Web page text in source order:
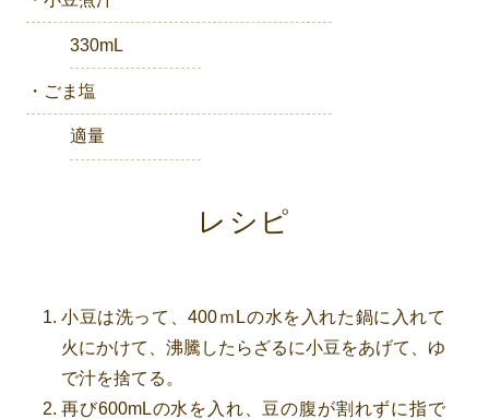
330mL
・ごま塩
適量
レシピ
小豆は洗って、400ｍLの水を入れた鍋に入れて
火にかけて、沸騰したらざるに小豆をあげて、ゆ
で汁を捨てる。
再び600mLの水を入れ、豆の腹が割れずに指で